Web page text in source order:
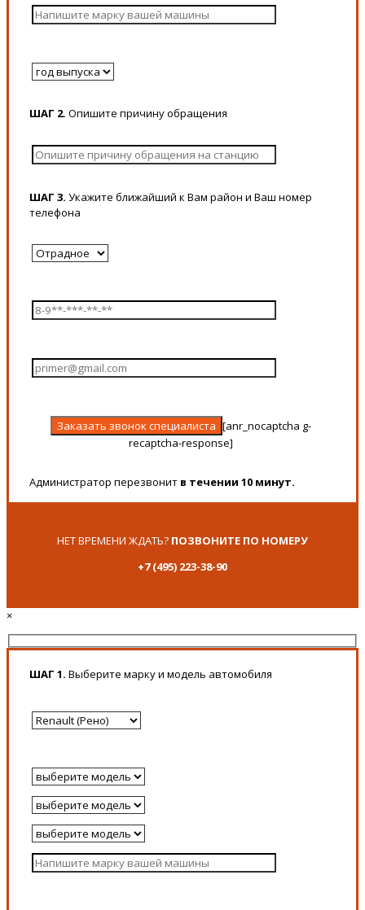
ШАГ 2. Опишите причину обращения
ШАГ 3. Укажите ближайший к Вам район и Ваш номер
телефона
[anr_nocaptcha g-
recaptcha-response]
Администратор перезвонит в течении 10 минут.
НЕТ ВРЕМЕНИ ЖДАТЬ? ПОЗВОНИТЕ ПО НОМЕРУ
+7 (495) 223-38-90
×
ШАГ 1. Выберите марку и модель автомобиля